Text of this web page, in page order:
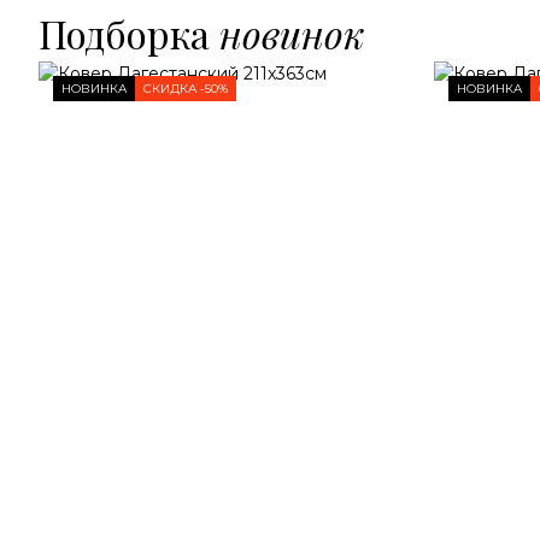
Подборка новинок
НОВИНКА СКИДКА -50% НОВИНКА